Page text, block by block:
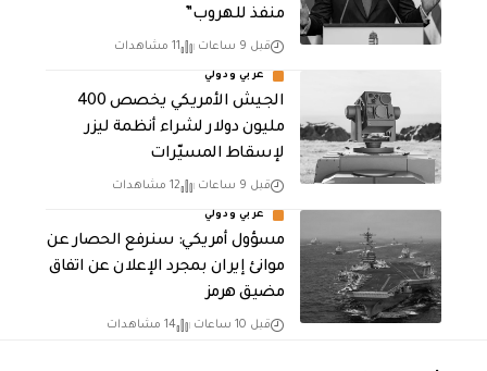
منفذ للهروب”
قبل 9 ساعات 11 مشاهدات
عربي ودولي
الجيش الأمريكي يخصص 400
مليون دولار لشراء أنظمة ليزر
لإسقاط المسيّرات
قبل 9 ساعات 12 مشاهدات
عربي ودولي
مسؤول أمريكي: سنرفع الحصار عن
موانئ إيران بمجرد الإعلان عن اتفاق
مضيق هرمز
قبل 10 ساعات 14 مشاهدات